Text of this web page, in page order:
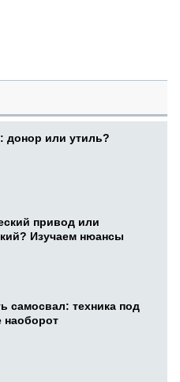
донор или утиль?
привод или
Изучаем нюансы
самосвал: техника под
наоборот